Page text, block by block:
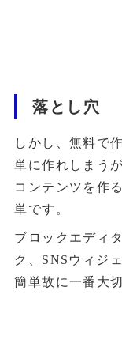
落とし穴
しかし、無料で
単に作れしまう
コンテンツを作
単です。
ブロックエディ
ク、SNSウィジ
簡単故に一番大